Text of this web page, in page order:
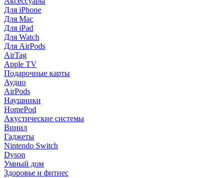
Для iPhone
Для Mac
Для iPad
Для Watch
Для AirPods
AirTag
Apple TV
Подарочные карты
Аудио
AirPods
Наушники
HomePod
Акустические системы
Винил
Гаджеты
Nintendo Switch
Dyson
Умный дом
Здоровье и фитнес